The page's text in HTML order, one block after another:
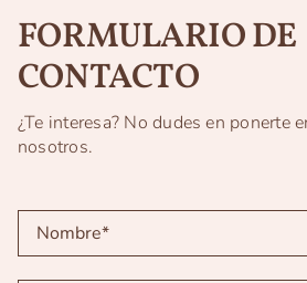
FORMULARIO DE
CONTACTO
¿Te interesa? No dudes en ponerte
nosotros.